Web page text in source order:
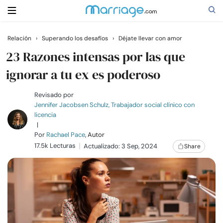
Buscar
Casarse
Relaciones
Familia
Ayuda
Cursos
Relación › Superando los desafíos › Déjate llevar con amor
23 Razones intensas por las que
ignorar a tu ex es poderoso
Revisado por
Jennifer Jacobsen Schulz, Trabajador social clínico con
licencia
|
Por Rachael Pace, Autor
17.5k Lecturas
Actualizado: 3 Sep, 2024 Share